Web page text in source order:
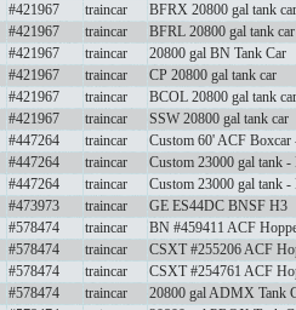
#421967 traincar
BFRX 20800 gal tank car
#421967 traincar
BFRL 20800 gal tank
#421967 traincar
20800 gal BN Tank Car
#421967 traincar
CP 20800 gal tank car
#421967 traincar
BCOL 20800 gal tank car
#421967 traincar
SSW 20800 gal tank car
#447264 traincar
Custom 60' ACF
#447264 traincar
Custom 23000 gal tank -
#447264 traincar
Custom 23000 gal tank
#473973 traincar
GE ES44DC BNSF H3
#578474 traincar
BN #459411 ACF
#578474 traincar
CSXT #255206 ACF
#578474 traincar
CSXT #254761 ACF
#578474 traincar
20800 gal ADMX Tank